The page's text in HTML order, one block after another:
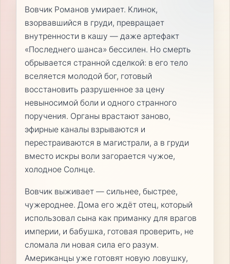
Вовчик Романов умирает. Клинок,
взорвавшийся в груди, превращает
внутренности в кашу — даже артефакт
«Последнего шанса» бессилен. Но смерть
обрывается странной сделкой: в его тело
вселяется молодой бог, готовый
восстановить разрушенное за цену
невыносимой боли и одного странного
поручения. Органы врастают заново,
эфирные каналы взрываются и
перестраиваются в магистрали, а в груди
вместо искры воли загорается чужое,
холодное Солнце.
Вовчик выживает — сильнее, быстрее,
чужероднее. Дома его ждёт отец, который
использовал сына как приманку для врагов
империи, и бабушка, готовая проверить, не
сломала ли новая сила его разум.
Американцы уже готовят новую ловушку,